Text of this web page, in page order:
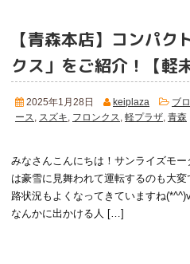
【青森本店】コンパク
クス」をご紹介！
【軽
2025年1月28日 keiplaza ブ
ース
スズキ フロンクス 軽プラザ 青森
みなさんこんにちは！サンライズモ
は豪雪に見舞われて運転するのも大
路状況もよくなってきていますね
なんかに出かける人 […]